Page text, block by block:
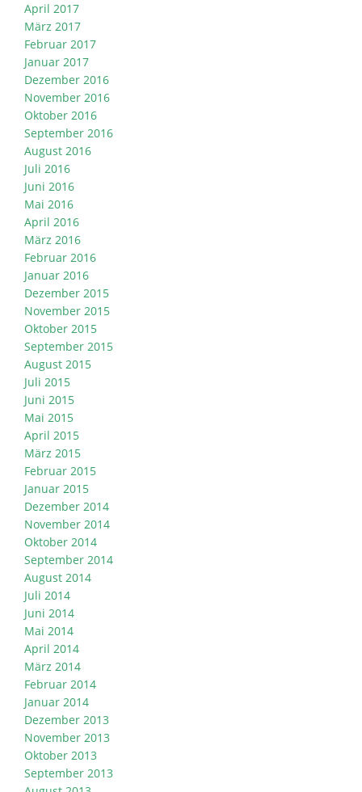
April 2017
März 2017
Februar 2017
Januar 2017
Dezember 2016
November 2016
Oktober 2016
September 2016
August 2016
Juli 2016
Juni 2016
Mai 2016
April 2016
März 2016
Februar 2016
Januar 2016
Dezember 2015
November 2015
Oktober 2015
September 2015
August 2015
Juli 2015
Juni 2015
Mai 2015
April 2015
März 2015
Februar 2015
Januar 2015
Dezember 2014
November 2014
Oktober 2014
September 2014
August 2014
Juli 2014
Juni 2014
Mai 2014
April 2014
März 2014
Februar 2014
Januar 2014
Dezember 2013
November 2013
Oktober 2013
September 2013